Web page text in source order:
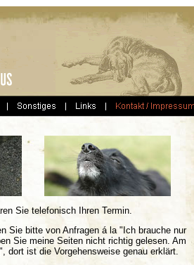
Sie telefonisch Ihren Termin.
Sie bitte von Anfragen á la "Ich brauche nur
Sie meine Seiten nicht richtig gelesen. Am
", dort ist die Vorgehensweise genau erklärt.